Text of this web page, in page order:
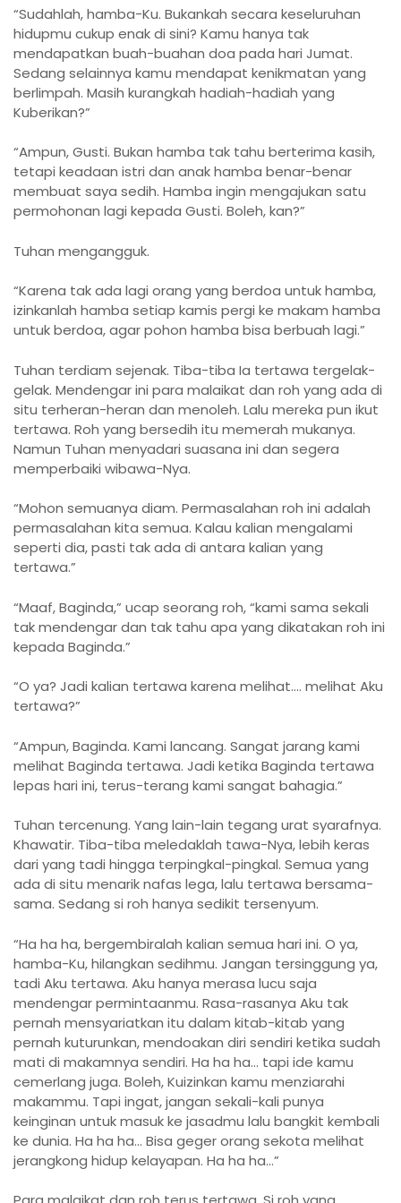
“Sudahlah, hamba-Ku. Bukankah secara keseluruhan
hidupmu cukup enak di sini? Kamu hanya tak
mendapatkan buah-buahan doa pada hari Jumat.
Sedang selainnya kamu mendapat kenikmatan yang
berlimpah. Masih kurangkah hadiah-hadiah yang
Kuberikan?”
“Ampun, Gusti. Bukan hamba tak tahu berterima kasih,
tetapi keadaan istri dan anak hamba benar-benar
membuat saya sedih. Hamba ingin mengajukan satu
permohonan lagi kepada Gusti. Boleh, kan?”
Tuhan mengangguk.
“Karena tak ada lagi orang yang berdoa untuk hamba,
izinkanlah hamba setiap kamis pergi ke makam hamba
untuk berdoa, agar pohon hamba bisa berbuah lagi.”
Tuhan terdiam sejenak. Tiba-tiba Ia tertawa tergelak-
gelak. Mendengar ini para malaikat dan roh yang ada di
situ terheran-heran dan menoleh. Lalu mereka pun ikut
tertawa. Roh yang bersedih itu memerah mukanya.
Namun Tuhan menyadari suasana ini dan segera
memperbaiki wibawa-Nya.
“Mohon semuanya diam. Permasalahan roh ini adalah
permasalahan kita semua. Kalau kalian mengalami
seperti dia, pasti tak ada di antara kalian yang
tertawa.”
“Maaf, Baginda,” ucap seorang roh, “kami sama sekali
tak mendengar dan tak tahu apa yang dikatakan roh ini
kepada Baginda.”
“O ya? Jadi kalian tertawa karena melihat…. melihat Aku
tertawa?”
“Ampun, Baginda. Kami lancang. Sangat jarang kami
melihat Baginda tertawa. Jadi ketika Baginda tertawa
lepas hari ini, terus-terang kami sangat bahagia.”
Tuhan tercenung. Yang lain-lain tegang urat syarafnya.
Khawatir. Tiba-tiba meledaklah tawa-Nya, lebih keras
dari yang tadi hingga terpingkal-pingkal. Semua yang
ada di situ menarik nafas lega, lalu tertawa bersama-
sama. Sedang si roh hanya sedikit tersenyum.
“Ha ha ha, bergembiralah kalian semua hari ini. O ya,
hamba-Ku, hilangkan sedihmu. Jangan tersinggung ya,
tadi Aku tertawa. Aku hanya merasa lucu saja
mendengar permintaanmu. Rasa-rasanya Aku tak
pernah mensyariatkan itu dalam kitab-kitab yang
pernah kuturunkan, mendoakan diri sendiri ketika sudah
mati di makamnya sendiri. Ha ha ha… tapi ide kamu
cemerlang juga. Boleh, Kuizinkan kamu menziarahi
makammu. Tapi ingat, jangan sekali-kali punya
keinginan untuk masuk ke jasadmu lalu bangkit kembali
ke dunia. Ha ha ha… Bisa geger orang sekota melihat
jerangkong hidup kelayapan. Ha ha ha…”